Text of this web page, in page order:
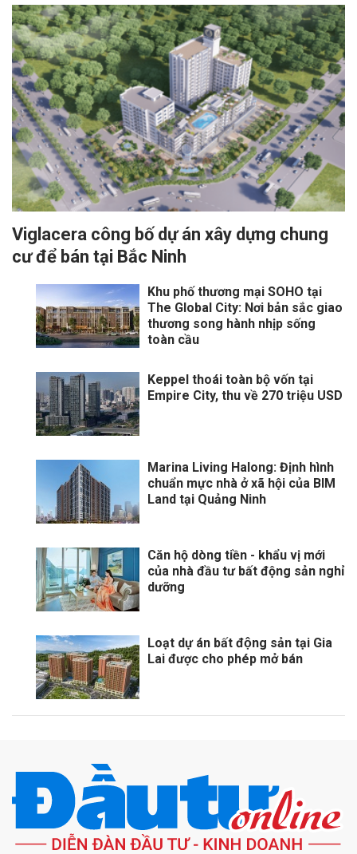
Viglacera công bố dự án xây dựng chung
cư để bán tại Bắc Ninh
Khu phố thương mại SOHO tại
The Global City: Nơi bản sắc giao
thương song hành nhịp sống
toàn cầu
Keppel thoái toàn bộ vốn tại
Empire City, thu về 270 triệu USD
Marina Living Halong: Định hình
chuẩn mực nhà ở xã hội của BIM
Land tại Quảng Ninh
Căn hộ dòng tiền - khẩu vị mới
của nhà đầu tư bất động sản nghỉ
dưỡng
Loạt dự án bất động sản tại Gia
Lai được cho phép mở bán